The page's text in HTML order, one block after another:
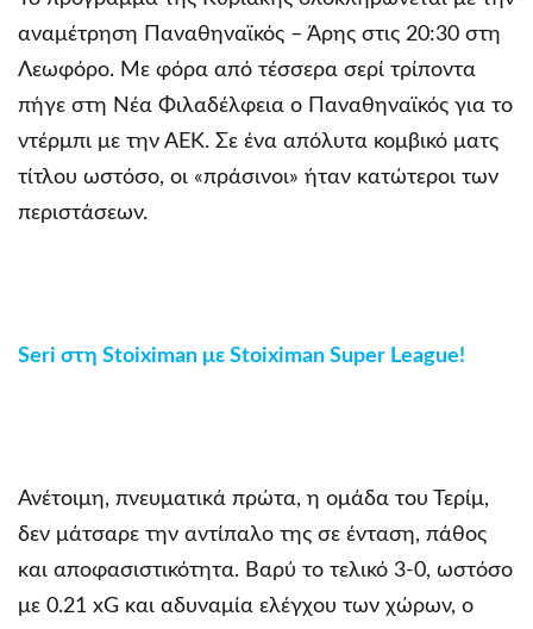
αναμέτρηση Παναθηναϊκός – Άρης στις 20:30 στη
Λεωφόρο. Με φόρα από τέσσερα σερί τρίποντα
πήγε στη Νέα Φιλαδέλφεια ο Παναθηναϊκός για το
ντέρμπι με την ΑΕΚ. Σε ένα απόλυτα κομβικό ματς
τίτλου ωστόσο, οι «πράσινοι» ήταν κατώτεροι των
περιστάσεων.
Seri στη Stoiximan με Stoiximan Super League!
Ανέτοιμη, πνευματικά πρώτα, η ομάδα του Τερίμ,
δεν μάτσαρε την αντίπαλο της σε ένταση, πάθος
και αποφασιστικότητα. Βαρύ το τελικό 3-0, ωστόσο
με 0.21 xG και αδυναμία ελέγχου των χώρων, ο